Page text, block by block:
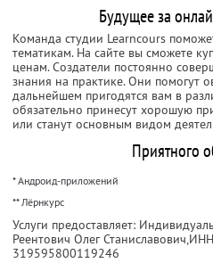
Будущее за
Команда студии Learncours
тематикам. На сайте вы сможете
ценам. Создатели постоянно
знания на практике. Они помогут
дальнейшем пригодятся вам в
обязательно принесут хорошую
или станут основным видом
Приятного
* Андроид-приложений
** Лёрнкурс
Услуги предоставляет:
Реентович Олег Станиславович,
319595800119246